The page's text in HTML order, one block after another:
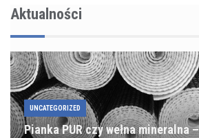
Aktualności
UNCATEGORIZED
Pianka PUR czy wełna mineralna